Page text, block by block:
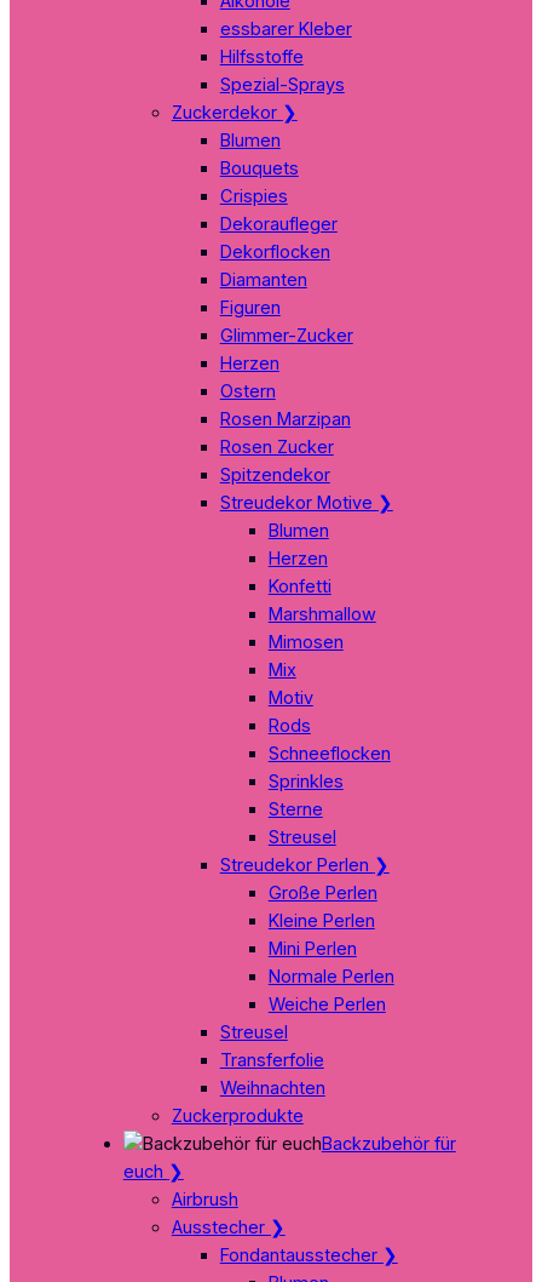
essbarer Kleber
Hilfsstoffe
Spezial-Sprays
Zuckerdekor ❯
Blumen
Bouquets
Crispies
Dekoraufleger
Dekorflocken
Diamanten
Figuren
Glimmer-Zucker
Herzen
Ostern
Rosen Marzipan
Rosen Zucker
Spitzendekor
Streudekor Motive ❯
Blumen
Herzen
Konfetti
Marshmallow
Mimosen
Mix
Motiv
Rods
Schneeflocken
Sprinkles
Sterne
Streusel
Streudekor Perlen ❯
Große Perlen
Kleine Perlen
Mini Perlen
Normale Perlen
Weiche Perlen
Streusel
Transferfolie
Weihnachten
Zuckerprodukte
Backzubehör für
euch ❯
Airbrush
Ausstecher ❯
Fondantausstecher ❯